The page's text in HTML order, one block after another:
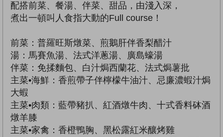
配搭前菜、餐湯、伴菜、甜品，由淺入深，
煮出一頓叫人食指大動的Full course！
前菜：普羅旺斯燉菜、煎鵝肝伴香梨醋汁
湯：馬賽魚湯、法式洋蔥湯、廣島蠔湯
伴菜：免揉麵包、白汁焗西蘭花、法式焗薯批
主菜•海鮮：香煎帶子伴檸檬牛油汁、忌廉濃蝦汁焗
大蝦
主菜•肉類：藍帶豬扒、紅酒燉牛肉、十式香料砵酒
燉羊膝
主菜•家禽：香橙鴨胸、黑松露紅米釀烤雞